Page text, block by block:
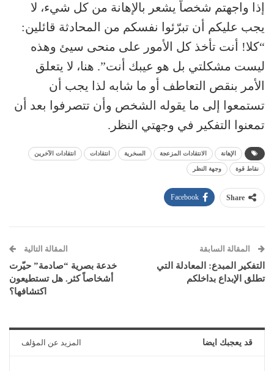
إذا واجهتم شخصاً يشعر بالإهانة من كل شيء، لا
يجب عليكم أن تبرّئوا نفسكم من المحادثة قائلين:
“كلا! أنت تأخذ كل الأمور على منحى سيئ وهذه
ليست مشكلتي بل هو عيبك أنت”. هنا، لا يتعلق
الأمر بنقص التعاطف أو ما شابه لذا يجب أن
تستمعوا إلى ما يقوله الشخص وأن تتصرفوا بعد أن
تمعنوا التفكير في وجهتي النظر.
الإهانة الانتقادات المزعجة السخرية انتقادات انتقادات الآخرين
نقاط قوة وجهة النظر
Share
Facebook
المقالة السابقة
التفكير المبدع: المعادلة التي
تطلق الإبداع بداخلكم
المقالة التالية
خدعة بصرية “صادمة” حيّرت
أشخاصاً كثر. هل تستطيعون
اكتشافها؟
قد يعجبك ايضا المزيد عن المؤلف